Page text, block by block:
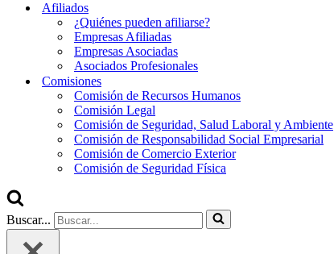
Afiliados
¿Quiénes pueden afiliarse?
Empresas Afiliadas
Empresas Asociadas
Asociados Profesionales
Comisiones
Comisión de Recursos Humanos
Comisión Legal
Comisión de Seguridad, Salud Laboral y Ambiente
Comisión de Responsabilidad Social Empresarial
Comisión de Comercio Exterior
Comisión de Seguridad Física
Buscar...